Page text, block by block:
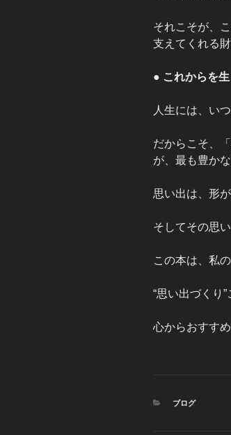
それこそが、
支えてくれる
● これからを
人生には、い
だからこそ、
が、最も豊か
思い出は、形
そしてその思
この本は、私
“思い出づくり
心からおすすめ
カ
ブログ